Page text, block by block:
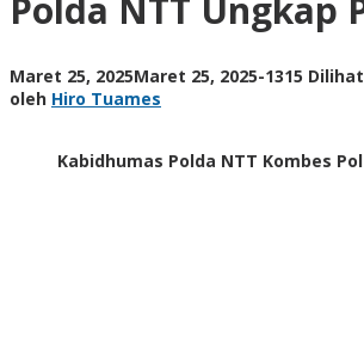
14.000
Dijual
Polda NTT Ungkap
Maret 25, 2025Maret 25, 2025oleh
-1315 Dilihat
oleh Hiro Tuames
Kabidhumas Polda NTT Kombes